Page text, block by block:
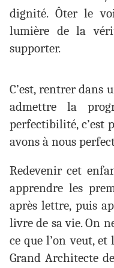
dignité. Ôter le
lumière de la
supporter.
C’est, rentrer dans
admettre la
perfectibilité, c’est
avons à nous
Redevenir cet
apprendre les
après lettre, puis
livre de sa vie. On
ce que l’on veut, et
Grand Architecte